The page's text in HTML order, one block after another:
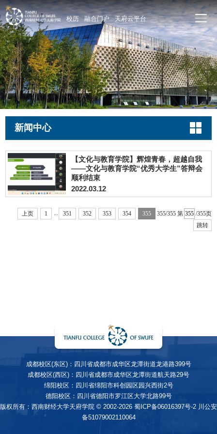
校历 融合门户 天府云平台
新闻中心
【文化与教育学院】辉煌青春，超越自我
——文化与教育学院“优秀大学生”答辩会
顺利结束
2022.03.12
上页 1 ... 351 352 353 354 355 355/355 第
/355页
跳转
成都校区(东区)：四川省成都市成华区龙潭街道龙港路399号
成都校区(西区)：四川省成都市成华区龙潭街道航天路29号
绵阳校区：四川省绵阳市科创园区园兴西街2号
德阳校区：四川省德阳市罗江区大学北路99号
版权所有：西南财经大学天府学院 © 2002-2026 蜀ICP备06016397号-2 川公安
备51079002110064